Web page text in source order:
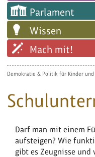
Parlament
Wissen
Mach mit!
Demokratie & Politik für Kinder und
Darf man mit einem
aufsteigen? Wie
gibt es Zeugnisse und